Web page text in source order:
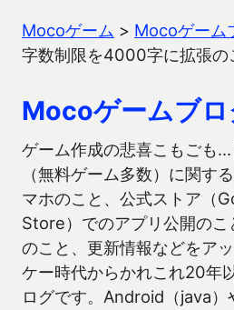
Mocoゲーム > Mocoゲーム
字数制限を4000字に拡張の
Mocoゲームブ
ゲーム作成の悲喜こもごも…
（無料ゲーム多数）に関す
マホのこと、公式ストア（
Store）でのアプリ公開のこ
のこと、更新情報などをア
ケー時代からかれこれ20年
ログです。Android（java